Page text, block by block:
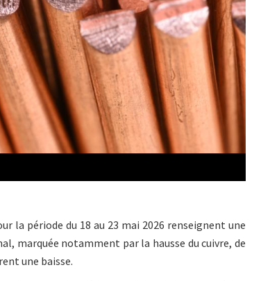
la période du 18 au 23 mai 2026 renseignent une
marquée notamment par la hausse du cuivre, de
une baisse.